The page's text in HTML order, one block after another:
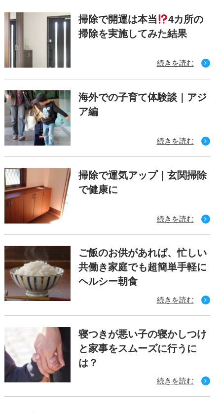
掃除で開運は本当
4カ所の
掃除を実施してみた結果
続きを読む
海外での子育て体験談｜アジ
ア編
続きを読む
掃除で運気アップ｜玄関掃除
で健康に
続きを読む
ご飯のお供があれば、忙しい
共働き家庭でも超簡単手軽に
ヘルシー朝食
続きを読む
寝つきが悪い子の寝かしつけ
と家事をスムーズに行うに
は？
続きを読む